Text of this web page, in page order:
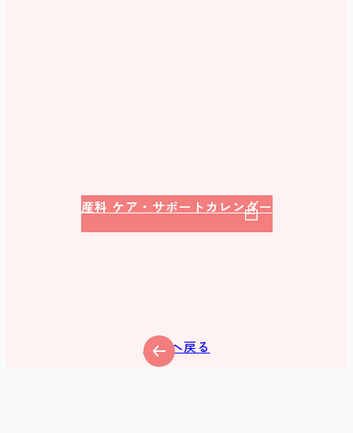
産科 ケア・サポートカレンダー
一覧へ戻る